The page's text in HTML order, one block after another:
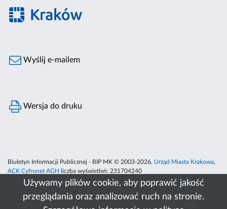
Używamy plików cookie, aby poprawić jakość
przeglądania oraz analizować ruch na stronie.
Wyślij e-mailem
Wersja do druku
Biuletyn Informacji Publicznej - BIP MK © 2003-2026, Urząd Miasta Krakowa,
ACK Cyfronet AGH
liczba wyświetleń: 231704240